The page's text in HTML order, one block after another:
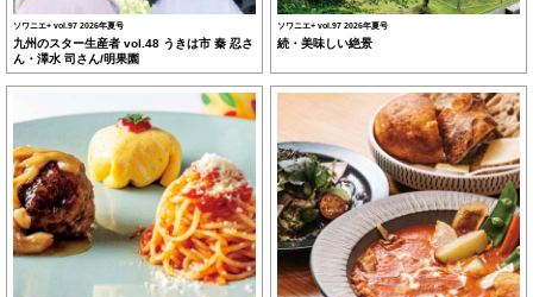
ソワニエ+ vol.97 2026年夏号
九州のスター生産者 vol.48 うきは市 秦 忍さ
ん・澤水 司さん/明果園
ソワニエ+ vol.97 2026年夏号
続・美味しい絶景